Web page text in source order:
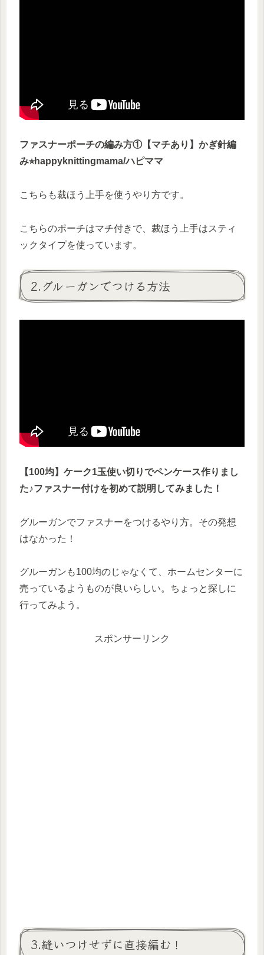
ファスナーポーチの編み方①【マチあり】かぎ針編
み⭐︎happyknittingmama/ハピママ
こちらも裁ほう上手を使うやり方です。
こちらのポーチはマチ付きで、裁ほう上手はスティ
ックタイプを使っています。
2.グルーガンでつける方法
【100均】ケーク1玉使い切りでペンケース作りまし
た♪ファスナー付けを初めて説明してみました！
グルーガンでファスナーをつけるやり方。その発想
はなかった！
グルーガンも100均のじゃなくて、ホームセンターに
売っているようものが良いらしい。ちょっと探しに
行ってみよう。
スポンサーリンク
3.縫いつけせずに直接編む！